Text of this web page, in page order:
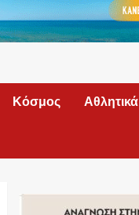
Κόσμος Αθλητικά